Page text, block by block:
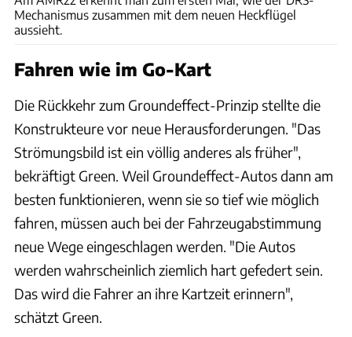
Mechanismus zusammen mit dem neuen Heckflügel
aussieht.
Fahren wie im Go-Kart
Die Rückkehr zum Groundeffect-Prinzip stellte die
Konstrukteure vor neue Herausforderungen. "Das
Strömungsbild ist ein völlig anderes als früher",
bekräftigt Green. Weil Groundeffect-Autos dann am
besten funktionieren, wenn sie so tief wie möglich
fahren, müssen auch bei der Fahrzeugabstimmung
neue Wege eingeschlagen werden. "Die Autos
werden wahrscheinlich ziemlich hart gefedert sein.
Das wird die Fahrer an ihre Kartzeit erinnern",
schätzt Green.